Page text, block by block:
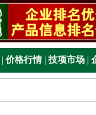
| 价格行情 | 技项市场 |